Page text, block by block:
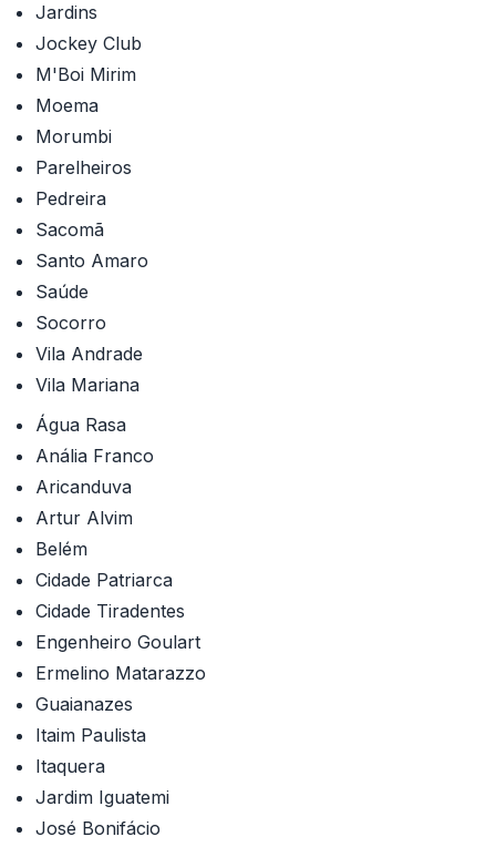
Jardins
Jockey Club
M'Boi Mirim
Moema
Morumbi
Parelheiros
Pedreira
Sacomã
Santo Amaro
Saúde
Socorro
Vila Andrade
Vila Mariana
Água Rasa
Anália Franco
Aricanduva
Artur Alvim
Belém
Cidade Patriarca
Cidade Tiradentes
Engenheiro Goulart
Ermelino Matarazzo
Guaianazes
Itaim Paulista
Itaquera
Jardim Iguatemi
José Bonifácio